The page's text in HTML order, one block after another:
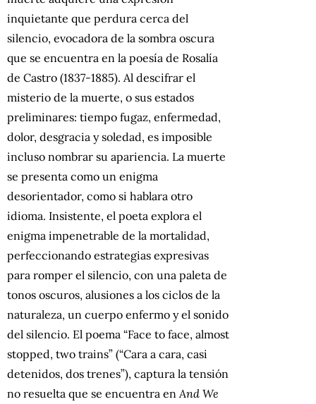
inquietante que perdura cerca del
silencio, evocadora de la sombra oscura
que se encuentra en la poesía de Rosalía
de Castro (1837-1885). Al descifrar el
misterio de la muerte, o sus estados
preliminares: tiempo fugaz, enfermedad,
dolor, desgracia y soledad, es imposible
incluso nombrar su apariencia. La muerte
se presenta como un enigma
desorientador, como si hablara otro
idioma. Insistente, el poeta explora el
enigma impenetrable de la mortalidad,
perfeccionando estrategias expresivas
para romper el silencio, con una paleta de
tonos oscuros, alusiones a los ciclos de la
naturaleza, un cuerpo enfermo y el sonido
del silencio. El poema “Face to face, almost
stopped, two trains” (“Cara a cara, casi
detenidos, dos trenes”), captura la tensión
no resuelta que se encuentra en And We